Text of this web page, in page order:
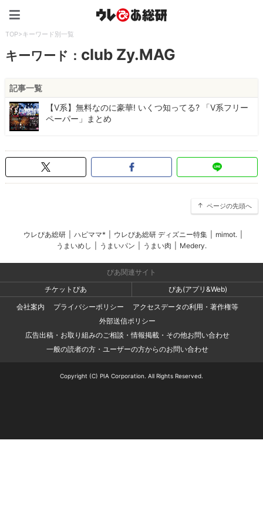
TOP>キーワード別一覧
キーワード： club Zy.MAG
記事一覧
【V系】無料なのに豪華! いくつ知ってる? 「V系フリー
ペーパー」まとめ
ページの先頭へ
ウレぴあ総研 ハピママ* ウレぴあ総研 ディズニー特集 mimot.
うまいめし
うまいパン うまい肉 Medery.
ぴあ関連サイト
チケットぴあ
ぴあ(アプリ&Web)
会社案内
プライバシーポリシー
アクセスデータの利用・著作権等
外部送信ポリシー
広告出稿・お取り組みのご相談・情報掲載・その他お問い合わせ
一般の読者の方・ユーザーの方からのお問い合わせ
Copyright (C) PIA Corporation. All Rights Reserved.